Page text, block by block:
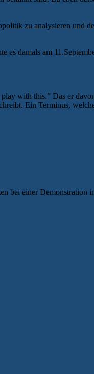
zu analysieren und
damals am
with this.” Das er
Ein Terminus,
bei einer Demonstration